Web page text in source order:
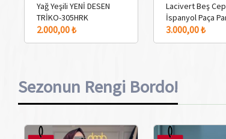
Yağ Yeşili YENİ DESEN
TRİKO-305HRK
2.000,00 ₺
Lacivert Beş Cep
İspanyol Paça
3.000,00 ₺
Sezonun Rengi Bordo!